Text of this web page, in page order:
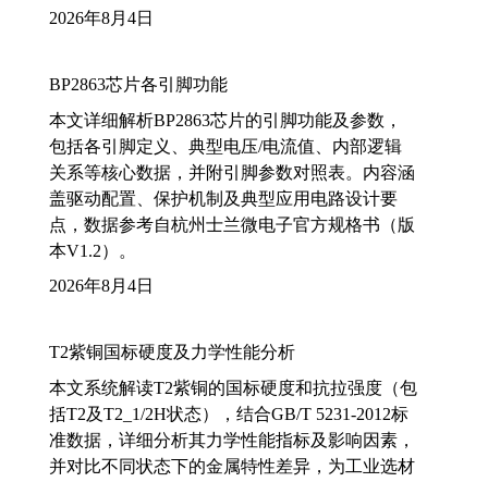
2026年8月4日
BP2863芯片各引脚功能
本文详细解析BP2863芯片的引脚功能及参数，
包括各引脚定义、典型电压/电流值、内部逻辑
关系等核心数据，并附引脚参数对照表。内容涵
盖驱动配置、保护机制及典型应用电路设计要
点，数据参考自杭州士兰微电子官方规格书（版
本V1.2）。
2026年8月4日
T2紫铜国标硬度及力学性能分析
本文系统解读T2紫铜的国标硬度和抗拉强度（包
括T2及T2_1/2H状态），结合GB/T 5231-2012标
准数据，详细分析其力学性能指标及影响因素，
并对比不同状态下的金属特性差异，为工业选材